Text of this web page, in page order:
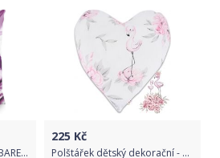
DEKORAČNÍ POLŠTÁŘEK BAREVNÝ KOUŘ
225 Kč
Polštářek dětský dekorační - SRDÍČKO PLAMEŇÁK růžový - BabyNellys